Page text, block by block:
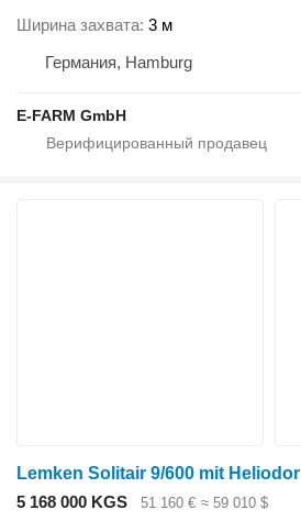
Ширина захвата 3 м
Германия, Hamburg
E-FARM GmbH
Lemken Solitair 9/600 mit Heliodor
5 168 000 KGS
51 160 € ≈ 59 010 $